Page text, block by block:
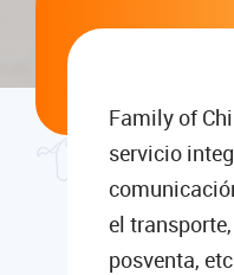
Family of
servicio
el
posventa, etc.